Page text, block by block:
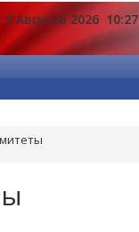
9 Августа 2026 10:27